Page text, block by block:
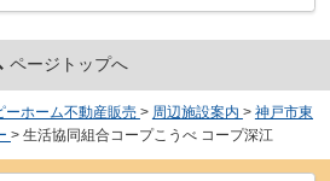
ページトップへ
ーホーム不動産販売 > 周辺施設案内 > 神戸市東
> 生活協同組合コープこうべ コープ深江